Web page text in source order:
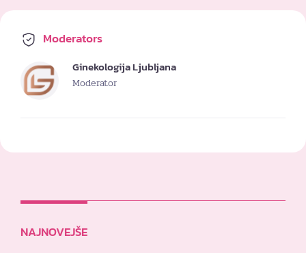
Moderators
Ginekologija Ljubljana
Moderator
NAJNOVEJŠE